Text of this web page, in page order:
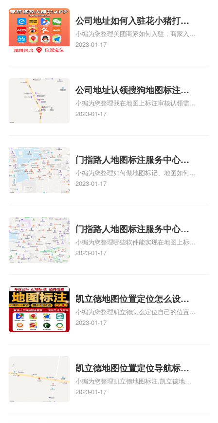
位置，增加商户被发现的机会。方便客户导
航：地图标注可以帮助客户更容易地找到商
户的实际位置。特别是对于新客户或不熟悉
该地区的客户来说，地图标注可以提供明确
图标注服务中心面的存在。对于一些客户来
说，实体指路人地
公司地址如何入驻花小猪打车
地图标记？指路人地图标注服
务中心铺如何入驻花小猪打车
小编为您整理美团商家如何入驻，商家入驻
教程、商家如何入驻地图、如何入驻地:、
2023-01-17
公司地址认领搜狗地图标注多
久审核？公司地址认领地图标
注多久审核？
小编为您整理我在地图上标注审核认领需要
多久、我在地图上标注审核认领需要多久
情可查看下方正文！
2023-01-17
门指路人地图标注服务中心如
何做花小猪打车地图位置标
记？门指路人地图标注服务中
小编为您整理如何做地图标记、地图如何做
标记、so搜街景中如何做标记、360e启花贷
关地图标注知识，详情可查看下方正文！
2023-01-17
门指路人地图标注服务中心地
图位置地址标记？门指路人地
图标注服务中心苹果地图位置
小编为您整理哪些软件能实现在地图上标记
门指路人地图标注服务中心位置、门指路人
门指路人地图标注服务中心地址标注上地图
怎么弄相关地图标注知识，详情可查看下方
正文！
2023-01-17
凯立德地图位置定位怎么设置
自己的指路人地图标注服务中
心名？凯立德地图位置定位怎
小编为您整理凯立德怎么定位自己的位置
啊、手机凯立德地图定位怎么设置往上走、
地图标注服务中心铺招牌相关地图标注知
识，详情可查看下方正文！
2023-01-17
凯立德地图位置定位导航标
注？凯立德地图位置定位,导航,
标注？
小编为您整理凯立德地图标注,凯立德地图
标注怎么做啊、凯立德地图标注,凯立德地
2023-01-17